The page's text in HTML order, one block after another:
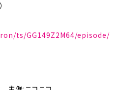
ts/GG149Z2M64/episode/